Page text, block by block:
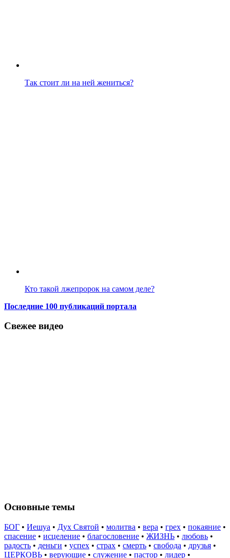
Так стоит ли на ней жениться?
Кто такой лжепророк на самом деле?
Последние 100 публикаций портала
Свежее видео
Основные темы
БОГ • Иешуа • Дух Святой • молитва • вера • грех • покаяние •
спасение • исцеление • благословение • ЖИЗНЬ • любовь •
радость • деньги • успех • страх • смерть • свобода • друзья •
ЦЕРКОВЬ • верующие • служение • пастор • лидер •